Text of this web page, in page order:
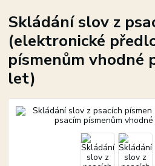
Skládání slov z
(elektronické
písmenům vhodné
let)